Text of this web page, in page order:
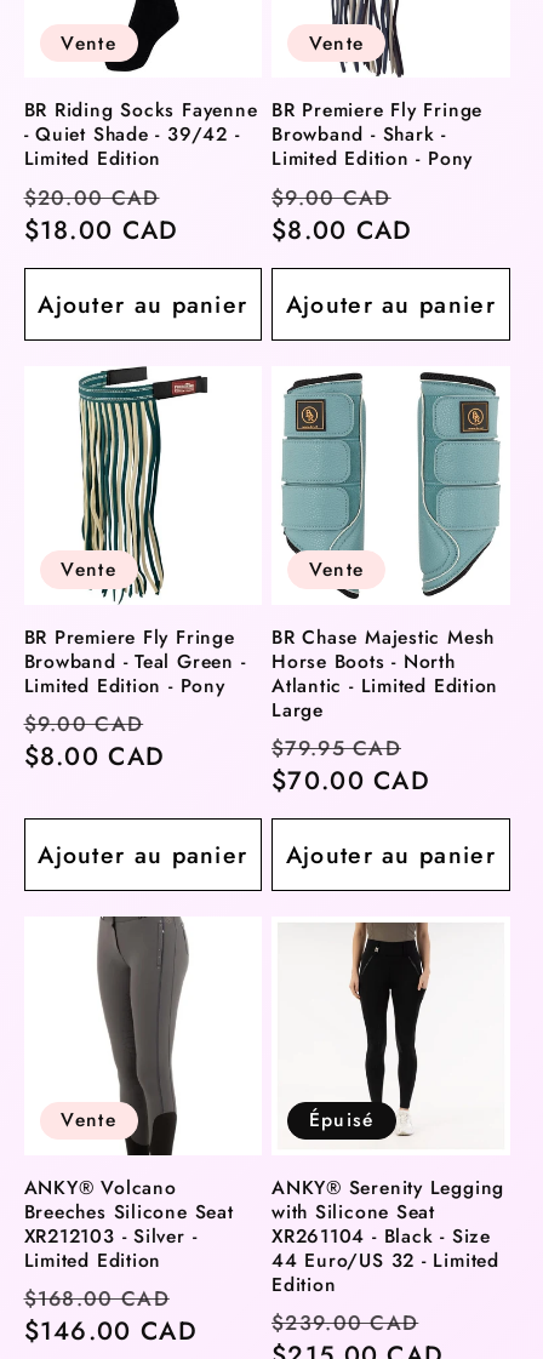
Vente
BR Riding Socks Fayenne
- Quiet Shade - 39/42 -
Limited Edition
Prix
habituel
$20.00 CAD
soldé
$18.00 CAD
Ajouter au panier
Vente
BR Premiere Fly Fringe
Browband - Shark -
Limited Edition - Pony
Prix
habituel
$9.00 CAD
soldé
$8.00 CAD
Ajouter au panier
Vente
BR Premiere Fly Fringe
Browband - Teal Green -
Limited Edition - Pony
Prix
habituel
$9.00 CAD
soldé
$8.00 CAD
Ajouter au panier
Vente
BR Chase Majestic Mesh
Horse Boots - North
Atlantic - Limited Edition
Large
Prix
habituel
$79.95 CAD
soldé
$70.00 CAD
Ajouter au panier
Vente
ANKY® Volcano
Breeches Silicone Seat
XR212103 - Silver -
Limited Edition
Prix
habituel
$168.00 CAD
soldé
$146.00 CAD
Épuisé
ANKY® Serenity Legging
with Silicone Seat
XR261104 - Black - Size
44 Euro/US 32 - Limited
Edition
Prix
$239.00 CAD